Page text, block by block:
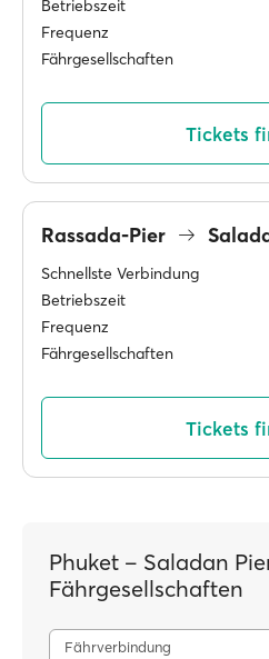
Betriebszeit
Frequenz
Fährgesellschaften
Tickets
Rassada-Pier
Schnellste Verbindung
Betriebszeit
Frequenz
Fährgesellschaften
Tickets
Phuket – Saladan
Fährgesellschaften
Fährverbindung